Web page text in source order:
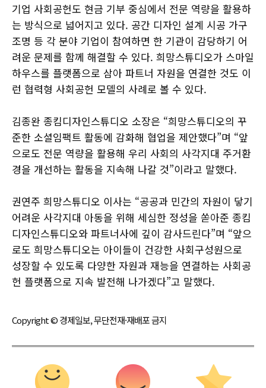
기업 사회공헌도 현금 기부 중심에서 전문 역량을 활용하
는 방식으로 넓어지고 있다. 공간 디자인 설계 시공 가구
조명 등 각 분야 기업이 참여하면 한 기관이 감당하기 어
려운 문제를 함께 해결할 수 있다. 희망스튜디오가 스마일
하우스를 플랫폼으로 삼아 파트너 자원을 연결한 것도 이
런 협력형 사회공헌 모델의 사례로 볼 수 있다.
김종완 종킴디자인스튜디오 소장은 “희망스튜디오의 꾸
준한 소셜임팩트 활동에 감화해 협업을 제안했다”며 “앞
으로도 전문 역량을 활용해 우리 사회의 사각지대 주거환
경을 개선하는 활동을 지속해 나갈 것”이라고 말했다.
권연주 희망스튜디오 이사는 “공공과 민간의 자원이 닿기
어려운 사각지대 아동을 위해 세심한 정성을 쏟아준 종킴
디자인스튜디오와 파트너사에 깊이 감사드린다”며 “앞으
로도 희망스튜디오는 아이들이 건강한 사회구성원으로
성장할 수 있도록 다양한 자원과 재능을 연결하는 사회공
헌 플랫폼으로 지속 발전해 나가겠다”고 말했다.
Copyright © 경제일보, 무단전재·재배포 금지